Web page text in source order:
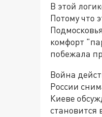
В этой
Потому что
комфорт
побежала
Война
России
Киеве
становится